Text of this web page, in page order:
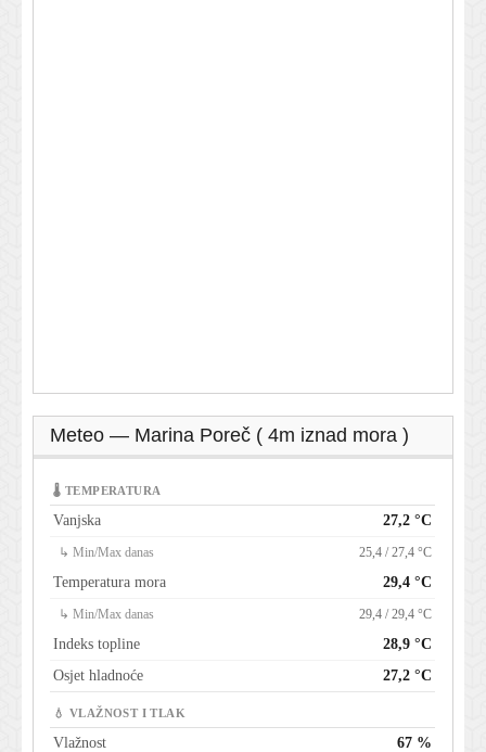
Meteo — Marina Poreč ( 4m iznad mora )
🌡 TEMPERATURA
Vanjska 27,2 °C
↳ Min/Max danas 25,4 / 27,4 °C
Temperatura mora 29,4 °C
↳ Min/Max danas 29,4 / 29,4 °C
Indeks topline
28,9 °C
Osjet hladnoće
27,2 °C
💧 VLAŽNOST I TLAK
Vlažnost
67 %